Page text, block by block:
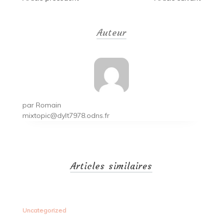
Auteur
par Romain
mixtopic@dylt7978.odns.fr
Articles similaires
Uncategorized